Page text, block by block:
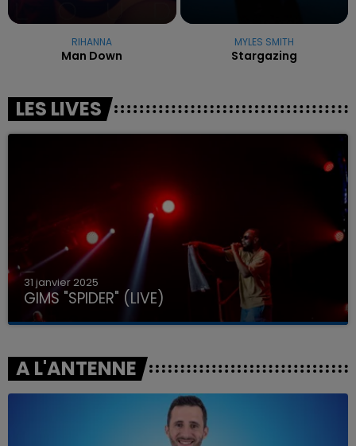
RIHANNA
Man Down
MYLES SMITH
Stargazing
LES LIVES
31 janvier 2025
GIMS "SPIDER" (LIVE)
A L'ANTENNE